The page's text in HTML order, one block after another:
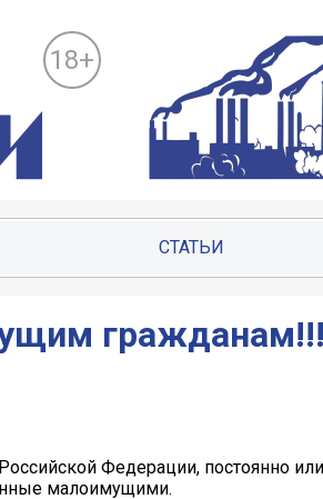
18+
СТАТЬИ
гражданам!!!
Федерации, постоянно
малоимущими.